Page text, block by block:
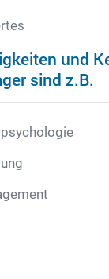
und
sind z.B.